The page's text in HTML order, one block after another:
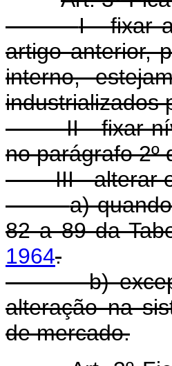
I - fixar
artigo anterior,
interno,
industrializados
II - fixar
no parágrafo 2º
III - alterar
a)
82 a 89 da
1964.
b)
alteração na
de mercado.